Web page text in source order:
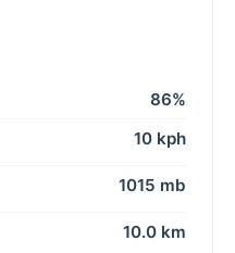
86%
10 kph
1015 mb
10.0 km